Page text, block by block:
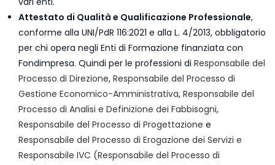
Attestato di Qualità e Qualificazione Professionale,
conforme alla UNI/PdR 116:2021 e alla L. 4/2013, obbligatorio
per chi opera negli Enti di Formazione finanziata con
Fondimpresa. Quindi per le professioni di Responsabile del
Processo di Direzione, Responsabile del Processo di
Gestione Economico-Amministrativa, Responsabile del
Processo di Analisi e Definizione dei Fabbisogni,
Responsabile del Processo di Progettazione e
Responsabile del Processo di Erogazione dei Servizi e
Responsabile IVC (Responsabile del Processo di